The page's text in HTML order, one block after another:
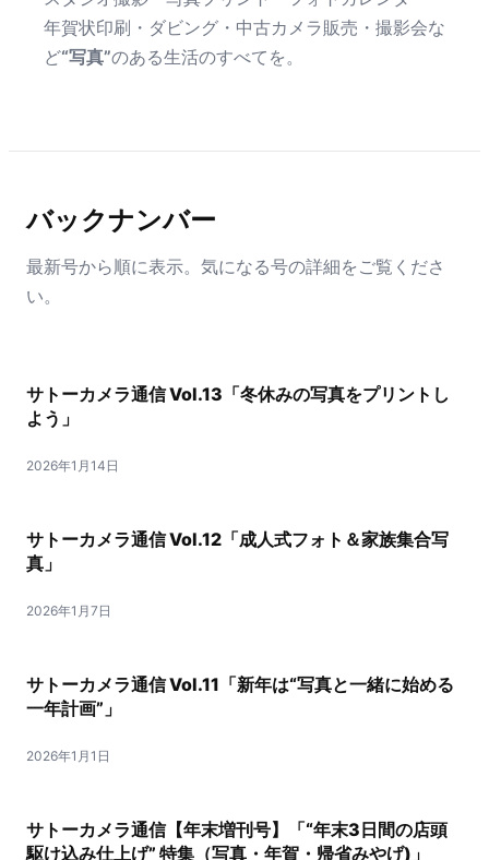
年賀状印刷・ダビング・中古カメラ販売・撮影会な
ど“写真”のある生活のすべてを。
バックナンバー
最新号から順に表示。気になる号の詳細をご覧くださ
い。
サトーカメラ通信 Vol.13「冬休みの写真をプリントし
よう」
2026年1月14日
サトーカメラ通信 Vol.12「成人式フォト＆家族集合写
真」
2026年1月7日
サトーカメラ通信 Vol.11「新年は“写真と一緒に始める
一年計画”」
2026年1月1日
サトーカメラ通信【年末増刊号】「“年末3日間の店頭
駆け込み仕上げ” 特集（写真・年賀・帰省みやげ)」